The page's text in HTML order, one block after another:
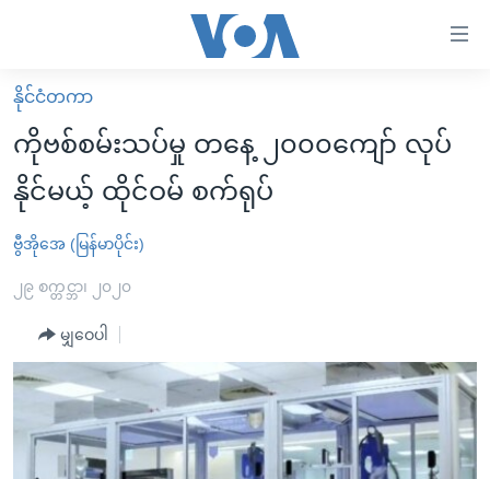
လွယ်ကူ
စေ
သည့်
Link
များ
ပင်မ
ကျော်
မူလစာမျက်နှာ
မြန်မာ
ကမ္ဘာ့သတင်းများ
နိုင်ငံတကာ
အစ္စရေး-ပါလက်စတိုင်း
ဗွီဒီယို
အင်္ဂလိပ်စာလေ့လာမယ်
အမေရိကန်သုံးအီဒီယံ
မကြေးမုံရဲ့ အင်္ဂလိပ်စာ
ရုပ်ရှင်ထဲက အင်္ဂလိပ်စာ
အပတ်စဉ်ကဏ္ဍများ
ရေဒီယို
ရေဒီယိုနှင့်ရုပ်သံ အချက်အလက်များ
ရေဒီယို/တီဗွီအစီအစဉ်
နိုင်ငံတကာ
ကိုဗစ်စမ်းသပ်မှု တနေ့ ၂၀၀၀ကျော် လုပ်
နိုင်မယ့် ထိုင်ဝမ် စက်ရုပ်
ဗွီအိုအေ (မြန်မာပိုင်း)
၂၉ စက္တင္ဘာ၊ ၂၀၂၀
မျှဝေပါ